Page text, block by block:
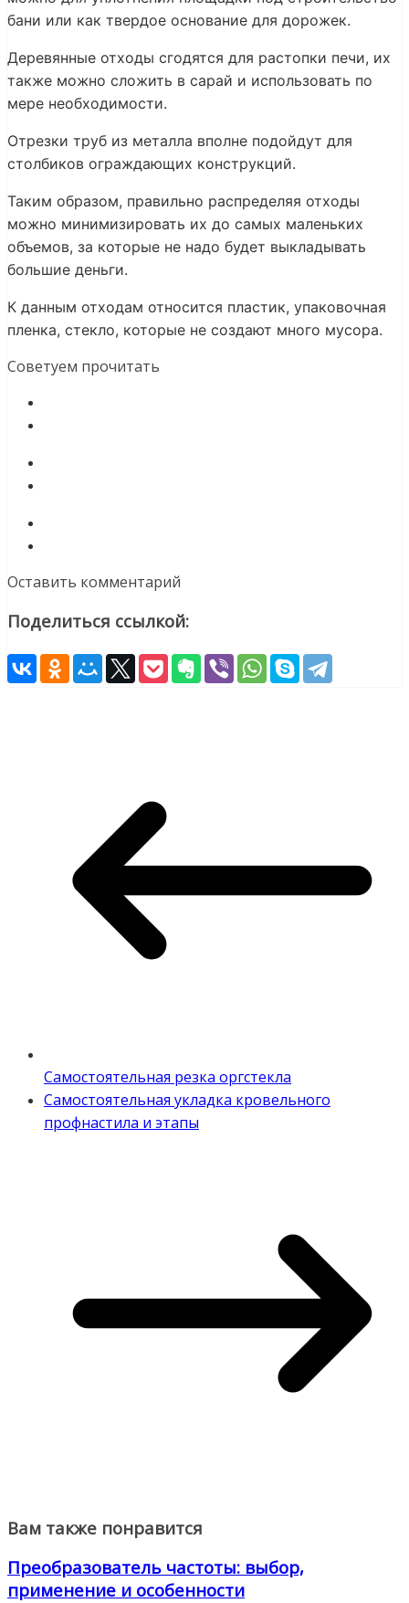
бани или как твердое основание для дорожек.
Деревянные отходы сгодятся для растопки печи, их
также можно сложить в сарай и использовать по
мере необходимости.
Отрезки труб из металла вполне подойдут для
столбиков ограждающих конструкций.
Таким образом, правильно распределяя отходы
можно минимизировать их до самых маленьких
объемов, за которые не надо будет выкладывать
большие деньги.
К данным отходам относится пластик, упаковочная
пленка, стекло, которые не создают много мусора.
Советуем прочитать
Оставить комментарий
Поделиться ссылкой:
Самостоятельная резка оргстекла
Самостоятельная укладка кровельного
профнастила и этапы
Вам также понравится
Преобразователь частоты: выбор,
применение и особенности